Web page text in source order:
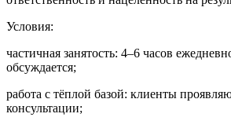
Условия:
частичная занятость: 4–6 часов
обсуждается;
работа с тёплой базой: клиенты
консультации;